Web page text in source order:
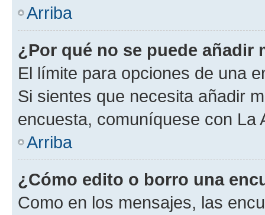
Arriba
¿Por qué no se puede añadir
El límite para opciones de una
Si sientes que necesita añadir
encuesta, comuníquese con La
Arriba
¿Cómo edito o borro una
Como en los mensajes, las